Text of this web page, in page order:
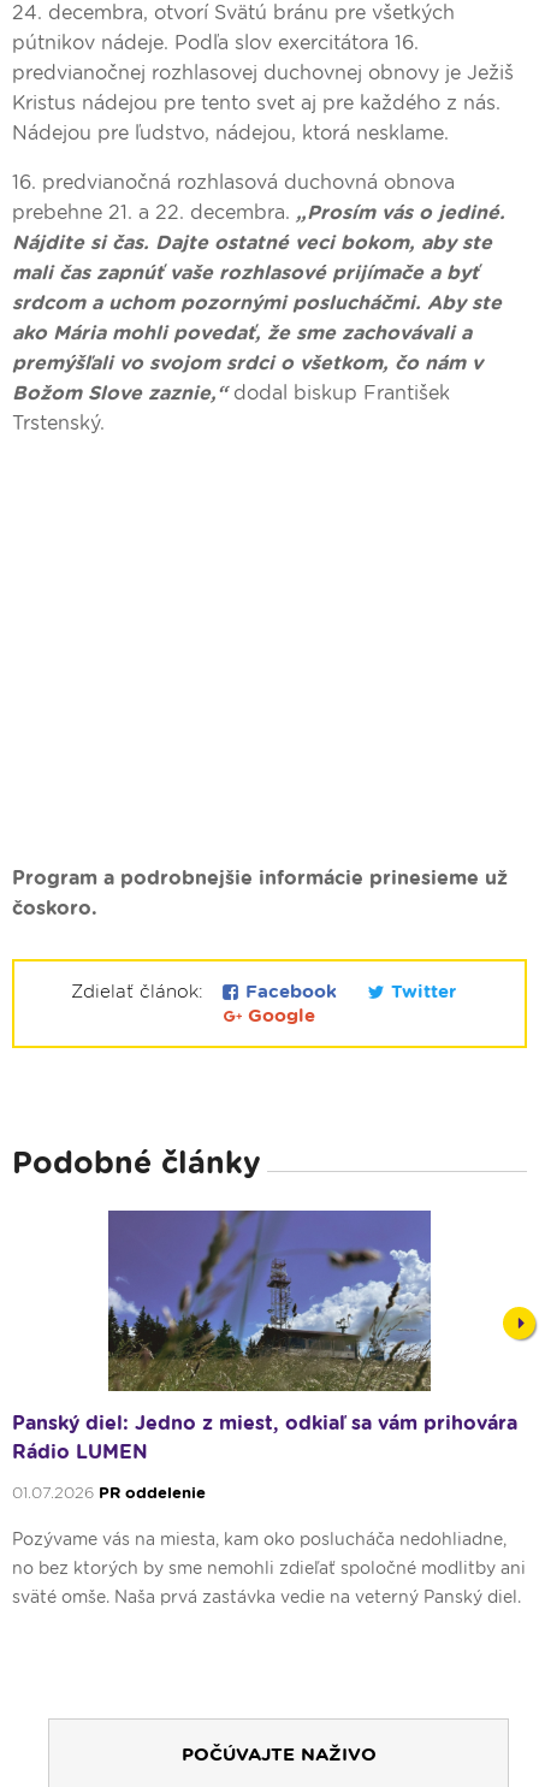
24. decembra, otvorí Svätú bránu pre všetkých
pútnikov nádeje. Podľa slov exercitátora 16.
predvianočnej rozhlasovej duchovnej obnovy je Ježiš
Kristus nádejou pre tento svet aj pre každého z nás.
Nádejou pre ľudstvo, nádejou, ktorá nesklame.
16. predvianočná rozhlasová duchovná obnova
prebehne 21. a 22. decembra. „Prosím vás o jediné.
Nájdite si čas. Dajte ostatné veci bokom, aby ste
mali čas zapnúť vaše rozhlasové prijímače a byť
srdcom a uchom pozornými poslucháčmi. Aby ste
ako Mária mohli povedať, že sme zachovávali a
premýšľali vo svojom srdci o všetkom, čo nám v
Božom Slove zaznie,“dodal biskup František
Trstenský.
Program a podrobnejšie informácie prinesieme už
čoskoro.
Zdielať článok: Facebook
Twitter
Google
Podobné články
Panský diel: Jedno z miest, odkiaľ sa vám prihovára
Rádio LUMEN
01.07.2026 PR oddelenie
Pozývame vás na miesta, kam oko poslucháča nedohliadne,
no bez ktorých by sme nemohli zdieľať spoločné modlitby ani
sväté omše. Naša prvá zastávka vedie na veterný Panský diel.
POČÚVAJTE NAŽIVO